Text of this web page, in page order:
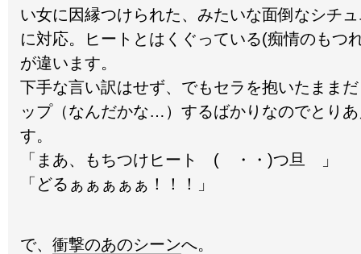
い女に因縁つけられた、みたいな面倒なシチ
に対応。ヒートとはくぐっている(痴情のもつ
が違います。
下手な言い訳はせず、でもセラを抱いたまま
ップ（なんだかな…）するばかりなのでとり
す。
「まあ、もちつけヒート ( ・・)つ旦 」
「どるぁぁぁぁぁ！！！」
で、 衝撃のあのシーンへ。